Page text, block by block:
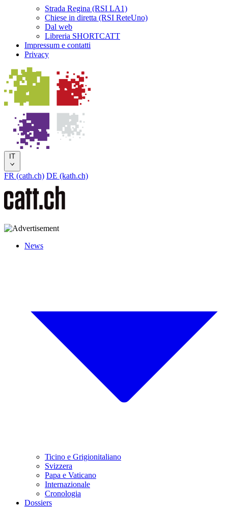
Strada Regina (RSI LA1)
Chiese in diretta (RSI ReteUno)
Dal web
Libreria SHORTCATT
Impressum e contatti
Privacy
IT
FR (cath.ch) DE (kath.ch)
News
Ticino e Grigionitaliano
Svizzera
Papa e Vaticano
Internazionale
Cronologia
Dossiers